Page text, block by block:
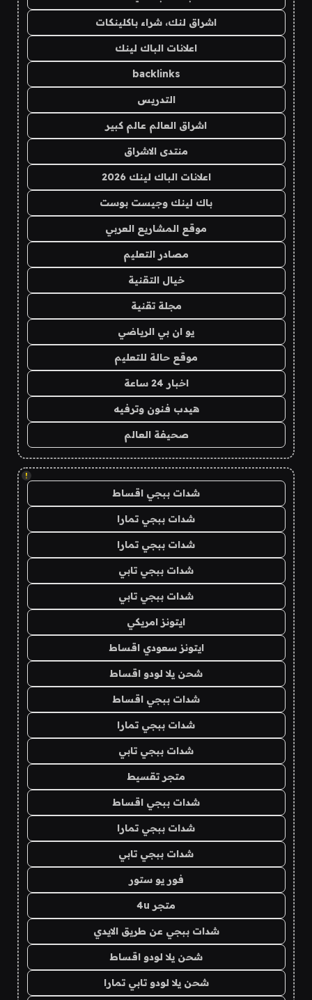
اشراق لنك، شراء باكلينكات
اعلانات الباك لينك
backlinks
التدريس
اشراق العالم عالم كبير
منتدى الاشراق
اعلانات الباك لينك 2026
باك لينك وجيست بوست
موقع المشاريع العربي
مصادر التعليم
خيال التقنية
مجلة تقنية
يو ان بي الرياضي
موقع حالة للتعليم
اخبار 24 ساعة
هيدب فنون وترفيه
صحيفة العالم
!
شدات ببجي اقساط
شدات ببجي تمارا
شدات ببجي تمارا
شدات ببجي تابي
شدات ببجي تابي
ايتونز امريكي
ايتونز سعودي اقساط
شحن يلا لودو اقساط
شدات ببجي اقساط
شدات ببجي تمارا
شدات ببجي تابي
متجر تقسيط
شدات ببجي اقساط
شدات ببجي تمارا
شدات ببجي تابي
فور يو ستور
متجر 4u
شدات ببجي عن طريق الايدي
شحن يلا لودو اقساط
شحن يلا لودو تابي تمارا